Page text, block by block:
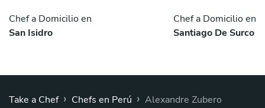
Chef a Domicilio en
San Isidro
Chef a Domicilio en
Santiago De Surco
Take a Chef › Chefs en Perú › Alexandre Zubero